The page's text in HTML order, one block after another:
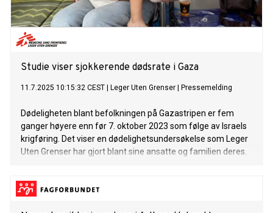
Studie viser sjokkerende dødsrate i Gaza
11.7.2025 10:15:32 CEST Leger Uten Grenser Pressemelding
Dødeligheten blant befolkningen på Gazastripen er fem
ganger høyere enn før 7. oktober 2023 som følge av Israels
krigføring. Det viser en dødelighetsundersøkelse som Leger
Uten Grenser har gjort blant sine ansatte og familien deres.